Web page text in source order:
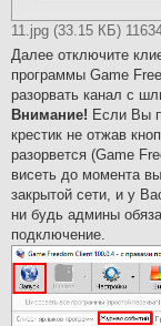
11.jpg (33.15 КБ)
Далее отключите
программы Game
разорвать канал с
Внимание! Если Вы
крестик не отжав
разорвется (Game
висеть до момента
закрытой сети, и у
ни будь админы
подключение.